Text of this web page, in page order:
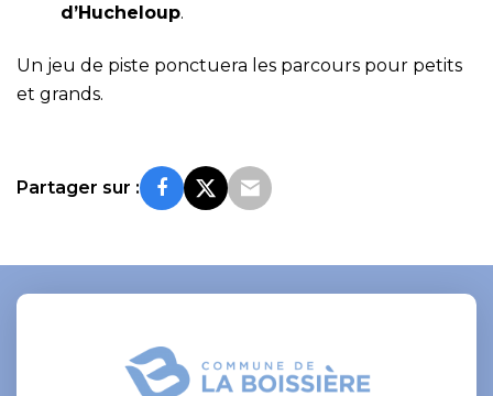
d’Hucheloup.
Un jeu de piste ponctuera les parcours pour petits
et grands.
Partager sur :